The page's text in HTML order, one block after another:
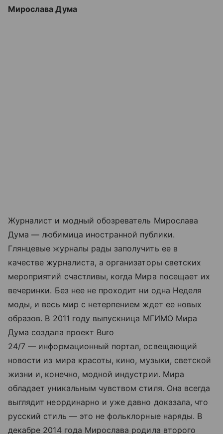
Мирослава Дума
Журналист и модный обозреватель Мирослава
Дума — любимица иностранной публики.
Глянцевые журналы рады заполучить ее в
качестве журналиста, а организаторы светских
мероприятий счастливы, когда Мира посещает их
вечеринки. Без нее не проходит ни одна Неделя
моды, и весь мир с нетерпением ждет ее новых
образов. В 2011 году выпускница МГИМО Мира
Дума создала проект Buro
24/7 — информационный портал, освещающий
новости из мира красоты, кино, музыки, светской
жизни и, конечно, модной индустрии. Мира
обладает уникальным чувством стиля. Она всегда
выглядит неординарно и уже давно доказала, что
русский стиль — это не фольклорные наряды. В
декабре 2014 года Мирослава родила второго